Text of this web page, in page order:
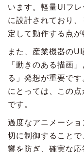
います。軽量UIフ
に設計されており
定して動作する点が
また、産業機器の
「動きのある描画
る」発想が重要で
にとっては、この
です。
過度なアニメーシ
切に制御すること
響を防ぎ、確実な